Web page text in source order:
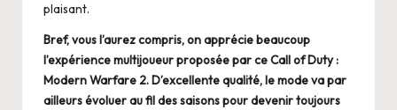
plaisant.
Bref, vous l’aurez compris, on apprécie beaucoup
l’expérience multijoueur proposée par ce Call of Duty :
Modern Warfare 2. D’excellente qualité, le mode va par
ailleurs évoluer au fil des saisons pour devenir toujours